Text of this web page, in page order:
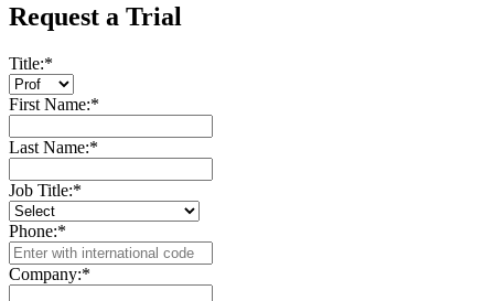
Request a Trial
Title:*
First Name:*
Last Name:*
Job Title:*
Phone:*
Company:*